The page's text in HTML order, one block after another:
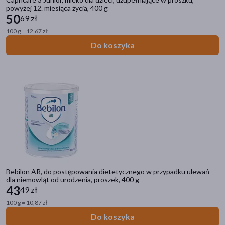
powyżej 12. miesiąca życia, 400 g
5069 zł
100 g = 12,67 zł
Do koszyka
Bebilon AR, do postępowania dietetycznego w przypadku ulewań
dla niemowląt od urodzenia, proszek, 400 g
4349 zł
100 g = 10,87 zł
Do koszyka
Znakomitość Roku(108)
Nowość
Zestaw (143)
Dostawa
Wysyłka
Odbiór w aptece
Cena
zł – zł